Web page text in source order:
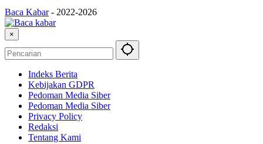
Baca Kabar - 2022-2026
×
Indeks Berita
Kebijakan GDPR
Pedoman Media Siber
Pedoman Media Siber
Privacy Policy
Redaksi
Tentang Kami